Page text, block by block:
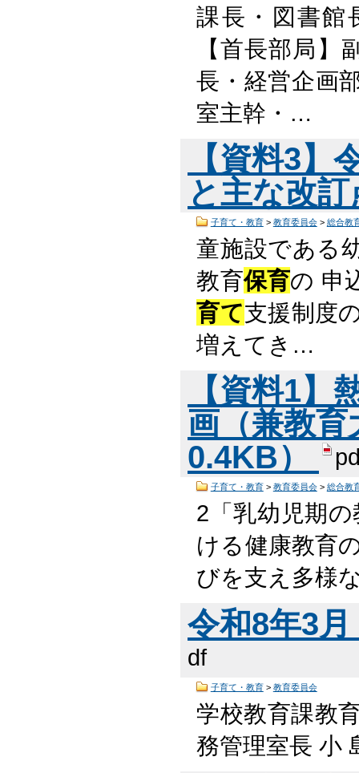
課長・図書館
【首長部局】
長・経営企画
室主幹・…
【資料3】
と主な改
子育て・教育> 教育委員会> 総合教
童施設である
教育保育の 申
育て支援制度
増えてき…
【資料1】
画（兼教育
0.4KB）
子育て・教育> 教育委員会> 総合教
2「乳幼児期の
ける健康教育
びを支え多様
令和8年3
df
子育て・教育> 教育委員会
学校教育課教
務管理室長 小